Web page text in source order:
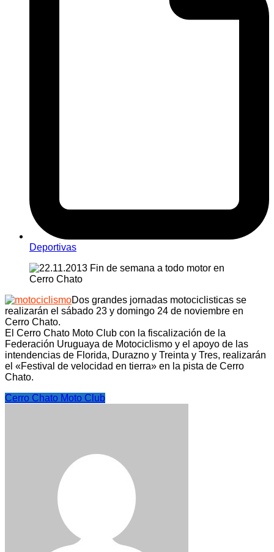
Deportivas
Dos grandes jornadas motociclisticas se
realizarán el sábado 23 y domingo 24 de noviembre en
Cerro Chato.
El Cerro Chato Moto Club con la fiscalización de la
Federación Uruguaya de Motociclismo y el apoyo de las
intendencias de Florida, Durazno y Treinta y Tres, realizarán
el «Festival de velocidad en tierra» en la pista de Cerro
Chato.
Cerro Chato Moto Club